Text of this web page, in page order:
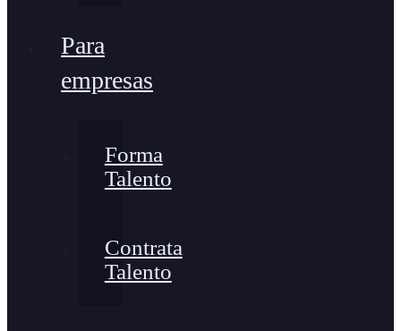
Para
empresas
Forma
Talento
Contrata
Talento